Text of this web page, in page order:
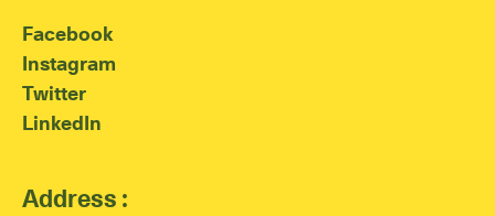
Facebook
Instagram
Twitter
LinkedIn
Address :